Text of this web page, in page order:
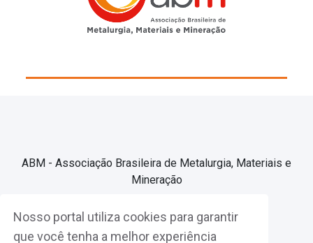
Nosso portal utiliza cookies para garantir
que você tenha a melhor experiência
ABM - Associação Brasileira de Metalurgia, Materiais e
Mineração
Associe-se